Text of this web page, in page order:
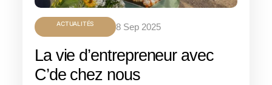
ACTUALITÉS 8 Sep 2025
La vie d’entrepreneur avec
C’de chez nous